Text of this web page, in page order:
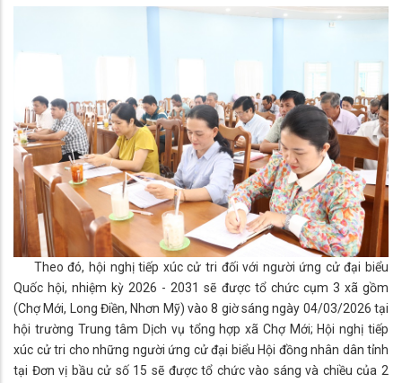
Theo đó, hội nghị tiếp xúc cử tri đối với người ứng cử đại biểu
Quốc hội, nhiệm kỳ 2026 - 2031 sẽ được tổ chức cụm 3 xã gồm
(Chợ Mới, Long Điền, Nhơn Mỹ) vào 8 giờ sáng ngày 04/03/2026 tại
hội trường Trung tâm Dịch vụ tổng hợp xã Chợ Mới; Hội nghị tiếp
xúc cử tri cho những người ứng cử đại biểu Hội đồng nhân dân tỉnh
tại Đơn vị bầu cử số 15 sẽ được tổ chức vào sáng và chiều của 2